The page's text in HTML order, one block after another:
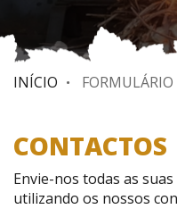
INÍCIO
CONTACTOS
Envie-nos todas as
utilizando os nossos